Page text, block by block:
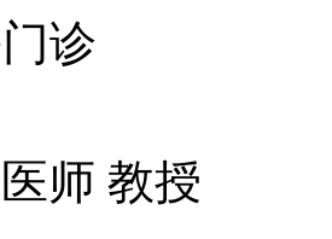
诊
师 教授